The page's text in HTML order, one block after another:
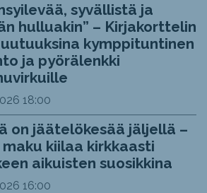
syvällistä ja
hulluakin” – Kirjakorttelin
uutuuksina kymppituntinen
ja pyörälenkki
18:00
on jäätelökesää jäljellä –
maku kiilaa kirkkaasti
aikuisten suosikkina
16:00